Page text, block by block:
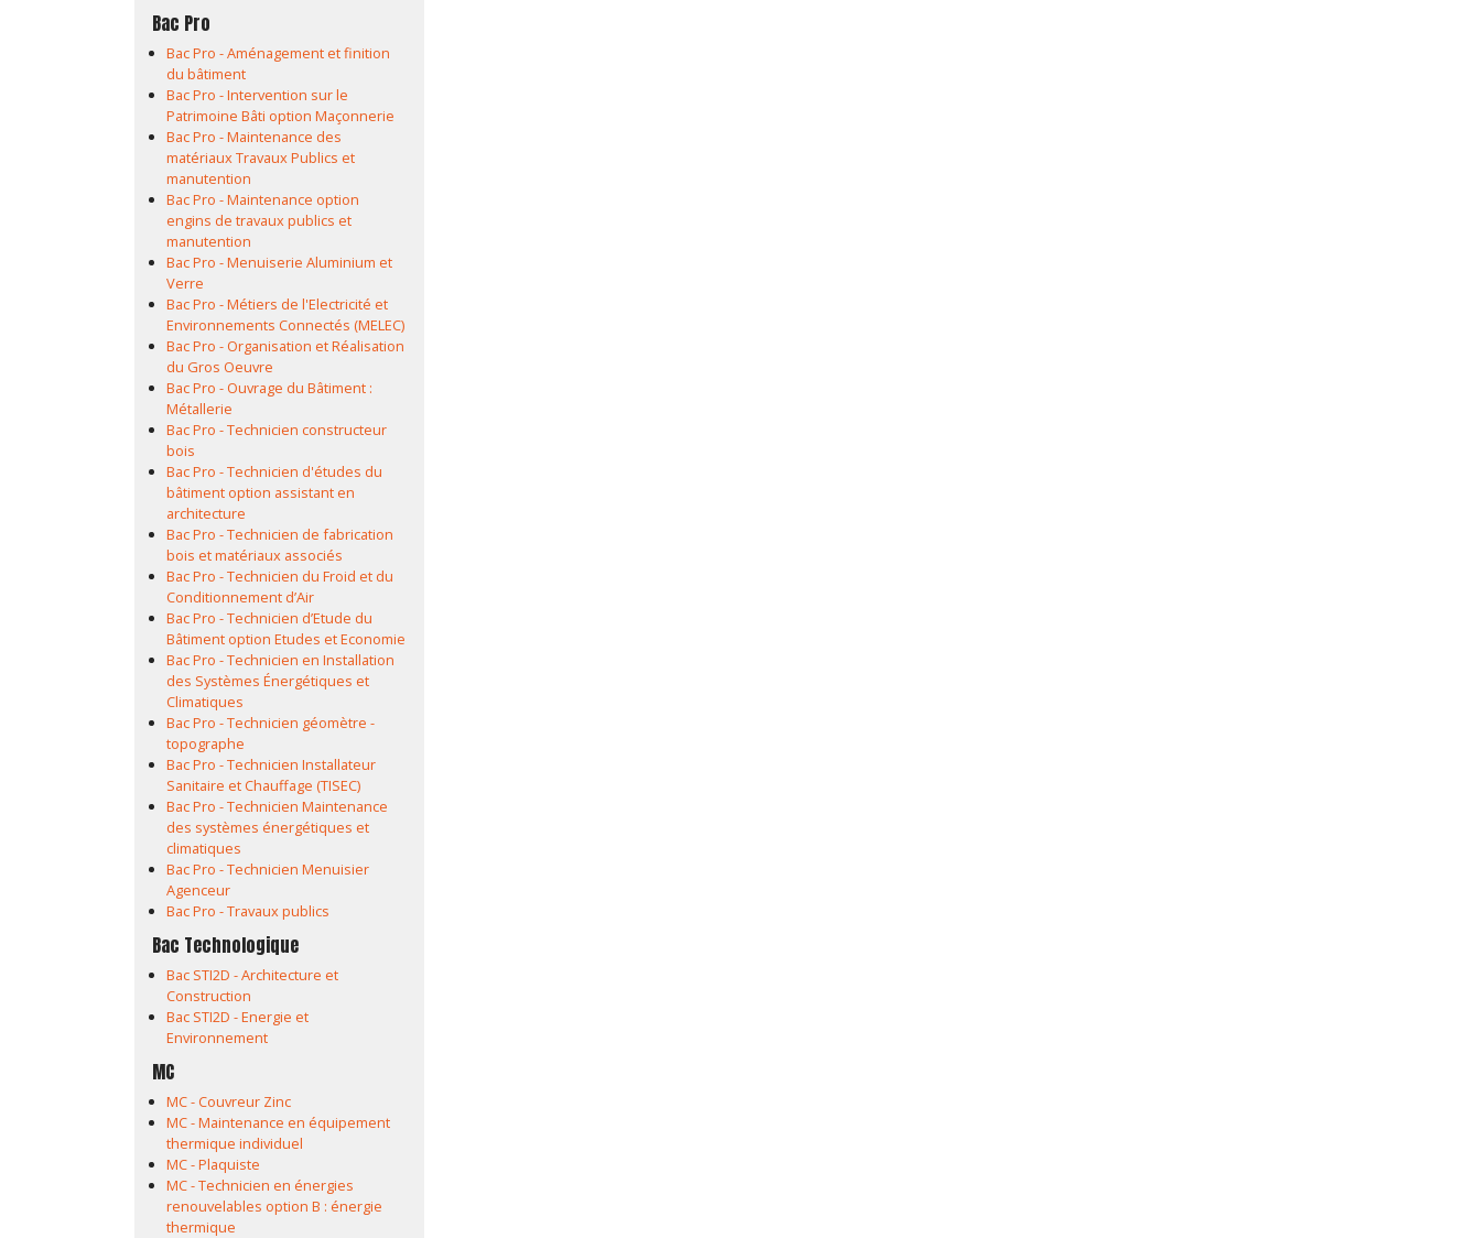
Bac Pro
Bac Pro - Aménagement et finition
du bâtiment
Bac Pro - Intervention sur le
Patrimoine Bâti option Maçonnerie
Bac Pro - Maintenance des
matériaux Travaux Publics et
manutention
Bac Pro - Maintenance option
engins de travaux publics et
manutention
Bac Pro - Menuiserie Aluminium et
Verre
Bac Pro - Métiers de l'Electricité et
Environnements Connectés (MELEC)
Bac Pro - Organisation et Réalisation
du Gros Oeuvre
Bac Pro - Ouvrage du Bâtiment :
Métallerie
Bac Pro - Technicien constructeur
bois
Bac Pro - Technicien d'études du
bâtiment option assistant en
architecture
Bac Pro - Technicien de fabrication
bois et matériaux associés
Bac Pro - Technicien du Froid et du
Conditionnement d’Air
Bac Pro - Technicien d’Etude du
Bâtiment option Etudes et Economie
Bac Pro - Technicien en Installation
des Systèmes Énergétiques et
Climatiques
Bac Pro - Technicien géomètre -
topographe
Bac Pro - Technicien Installateur
Sanitaire et Chauffage (TISEC)
Bac Pro - Technicien Maintenance
des systèmes énergétiques et
climatiques
Bac Pro - Technicien Menuisier
Agenceur
Bac Pro - Travaux publics
Bac Technologique
Bac STI2D - Architecture et
Construction
Bac STI2D - Energie et
Environnement
MC
MC - Couvreur Zinc
MC - Maintenance en équipement
thermique individuel
MC - Plaquiste
MC - Technicien en énergies
renouvelables option B : énergie
thermique